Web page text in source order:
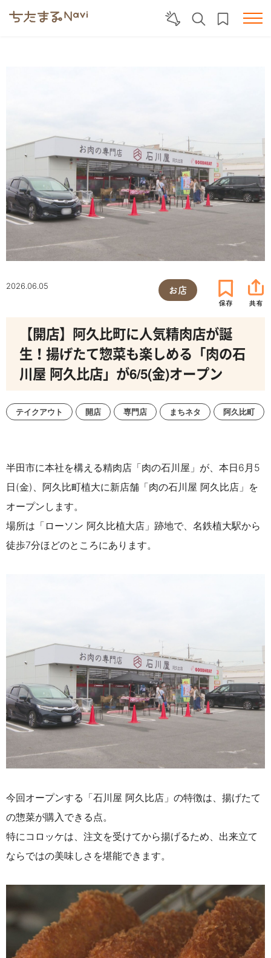
2026.06.05 お店
【開店】阿久比町に人気精肉店が誕
生！揚げたて惣菜も楽しめる「肉の石
川屋 阿久比店」が6/5(金)オープン
テイクアウト 開店 専門店 まちネタ 阿久比町
半田市に本社を構える精肉店「肉の石川屋」が、 本日6月5
日(金)、 阿久比町植大に新店舗「肉の石川屋 阿久比店」を
オープンします。
場所は「ローソン 阿久比植大店」跡地で、名鉄植大駅から
徒歩7分ほどのところにあります。
今回オープンする「石川屋 阿久比店」の特徴は、揚げたて
の惣菜が購入できる点。
特にコロッケは、注文を受けてから揚げるため、出来立て
ならではの美味しさを堪能できます。